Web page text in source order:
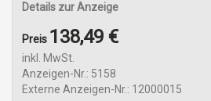
Details zur Anzeige
Preis 138,49 €
inkl. MwSt.
Anzeigen-Nr.: 5158
Externe Anzeigen-Nr.: 12000015